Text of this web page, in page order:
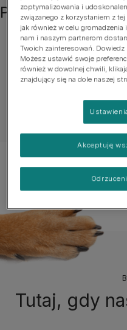
Poznaj porady
Wszystkie artykuły
Zobacz
Popularne
Tutaj, gdy
zoptymalizowania i
związanego z korzystaniem z
jak również w celu
nam i naszym partnerom
Twoich zainteresowań.
Możesz ustawić swoje
również w dowolnej chwili,
znajdujący się na dole naszej
Akceptuję